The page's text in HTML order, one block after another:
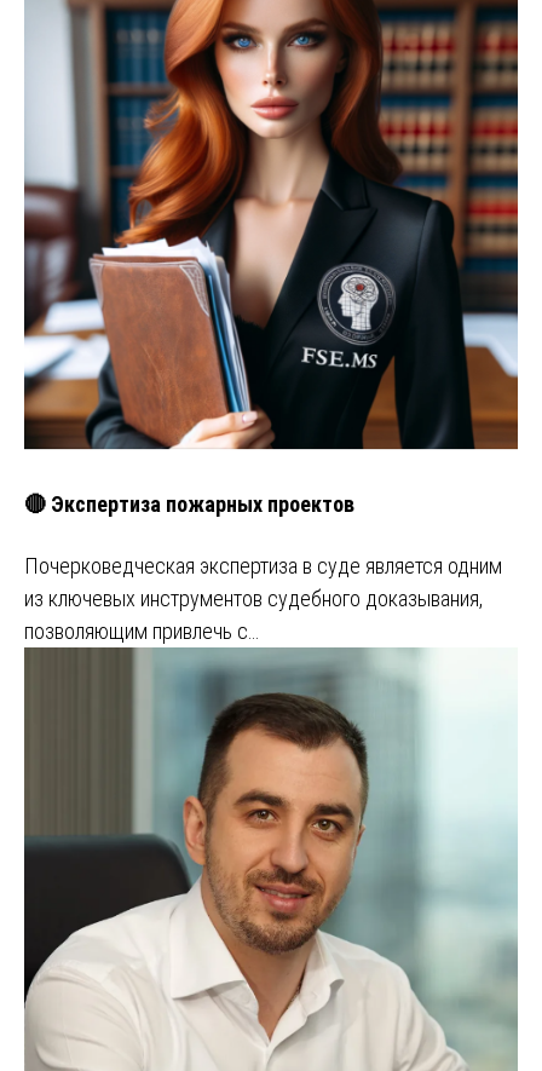
🔴 Экспертиза пожарных проектов
Почерковедческая экспертиза в суде является одним
из ключевых инструментов судебного доказывания,
позволяющим привлечь с…